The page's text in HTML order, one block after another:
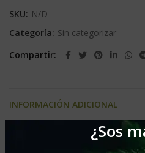
¿Sos
SKU: N/D
Categoría: Sin categorizar
Compartir
INFORMACIÓN ADICIONAL